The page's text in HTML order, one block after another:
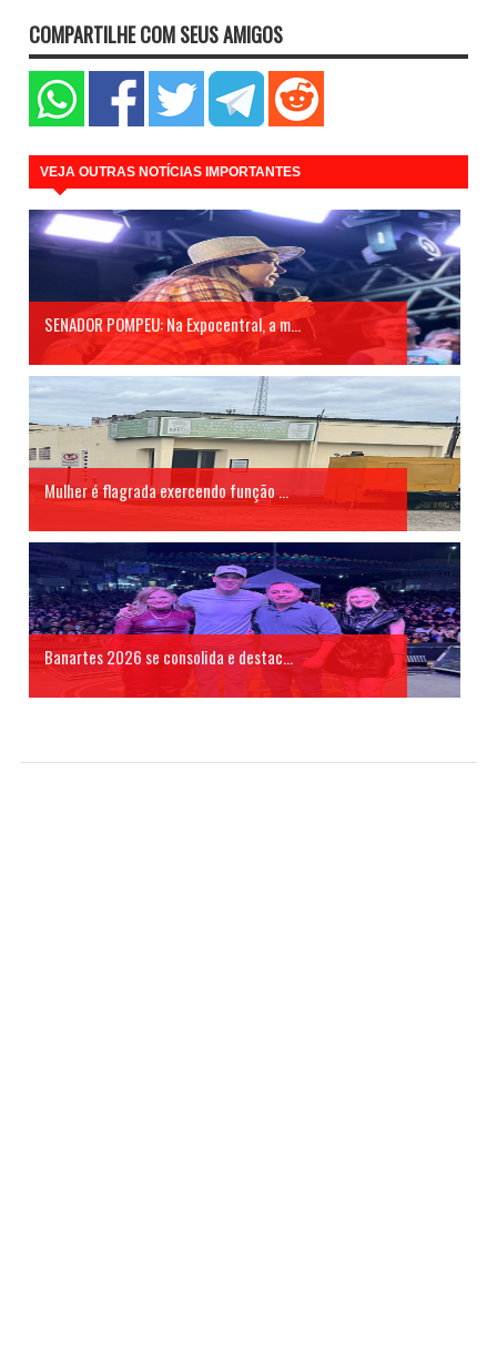
COMPARTILHE COM SEUS AMIGOS
VEJA OUTRAS NOTÍCIAS IMPORTANTES
SENADOR POMPEU: Na Expocentral, a m...
Mulher é flagrada exercendo função ...
Banartes 2026 se consolida e destac...